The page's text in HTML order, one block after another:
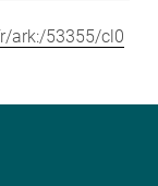
ark:/53355/cl0